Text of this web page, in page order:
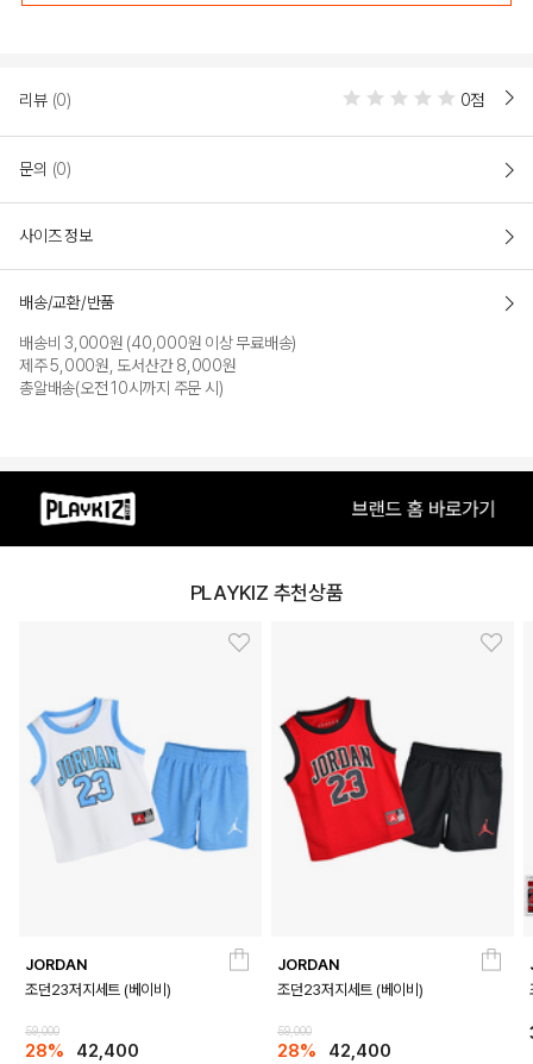
MINT
리뷰 (0) 0점
문의 (0)
사이즈 정보
배송/교환/반품
배송비 3,000원 (40,000원 이상 무료배송)
제주 5,000원, 도서산간 8,000원
총알배송(오전 10시까지 주문 시)
PLAYKIZ 추천상품
JORDAN
조던23저지세트 (베이비)
59,000
28% 42,400
JORDAN
조던23저지세트 (베이비)
59,000
28% 42,400